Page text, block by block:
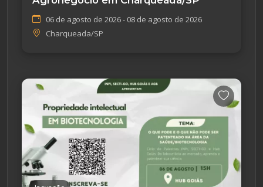
06 de agosto de 2026 - 08 de agosto de 2026
Charqueada/SP